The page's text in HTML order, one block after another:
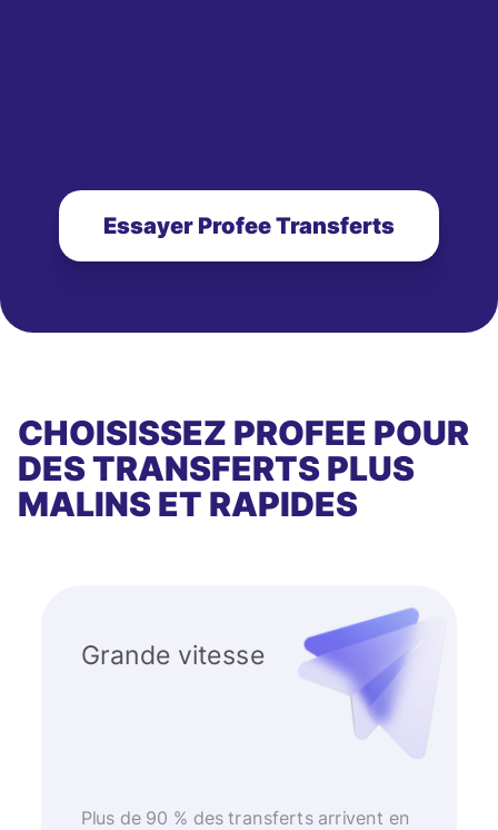
Essayer Profee Transferts
CHOISISSEZ PROFEE POUR
DES TRANSFERTS PLUS
MALINS ET RAPIDES
Grande vitesse
Plus de 90 % des transferts arrivent en